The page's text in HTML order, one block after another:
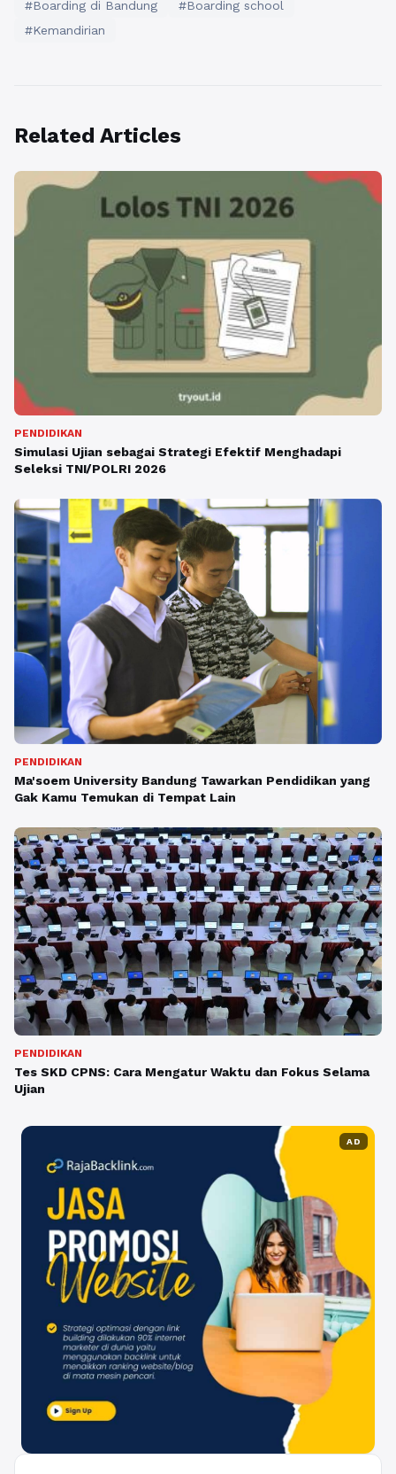
#Boarding di Bandung
#Boarding school
#Kemandirian
Related Articles
PENDIDIKAN
Simulasi Ujian sebagai Strategi Efektif Menghadapi
Seleksi TNI/POLRI 2026
PENDIDIKAN
Ma'soem University Bandung Tawarkan Pendidikan yang
Gak Kamu Temukan di Tempat Lain
PENDIDIKAN
Tes SKD CPNS: Cara Mengatur Waktu dan Fokus Selama
Ujian
AD